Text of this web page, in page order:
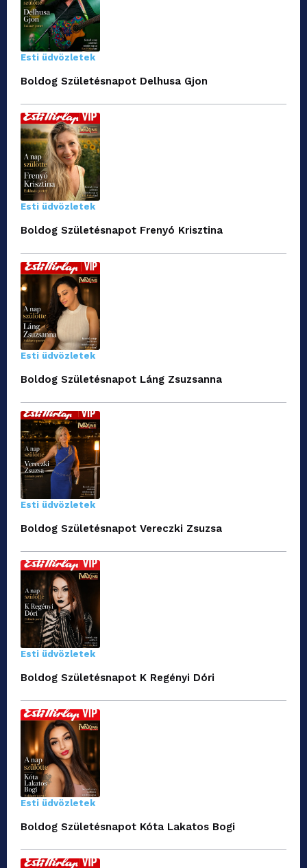
Esti üdvözletek
Boldog Születésnapot Delhusa Gjon
Esti üdvözletek
Boldog Születésnapot Frenyó Krisztina
Esti üdvözletek
Boldog Születésnapot Láng Zsuzsanna
Esti üdvözletek
Boldog Születésnapot Vereczki Zsuzsa
Esti üdvözletek
Boldog Születésnapot K Regényi Dóri
Esti üdvözletek
Boldog Születésnapot Kóta Lakatos Bogi